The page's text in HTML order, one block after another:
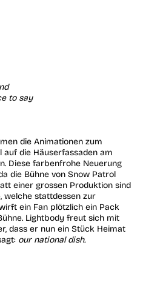
to say
die Animationen zum
auf die Häuserfassaden am
Diese farbenfrohe Neuerung
die Bühne von Snow Patrol
einer grossen Produktion sind
welche stattdessen zur
ein Fan plötzlich ein Pack
Lightbody freut sich mit
dass er nun ein Stück Heimat
our national dish.